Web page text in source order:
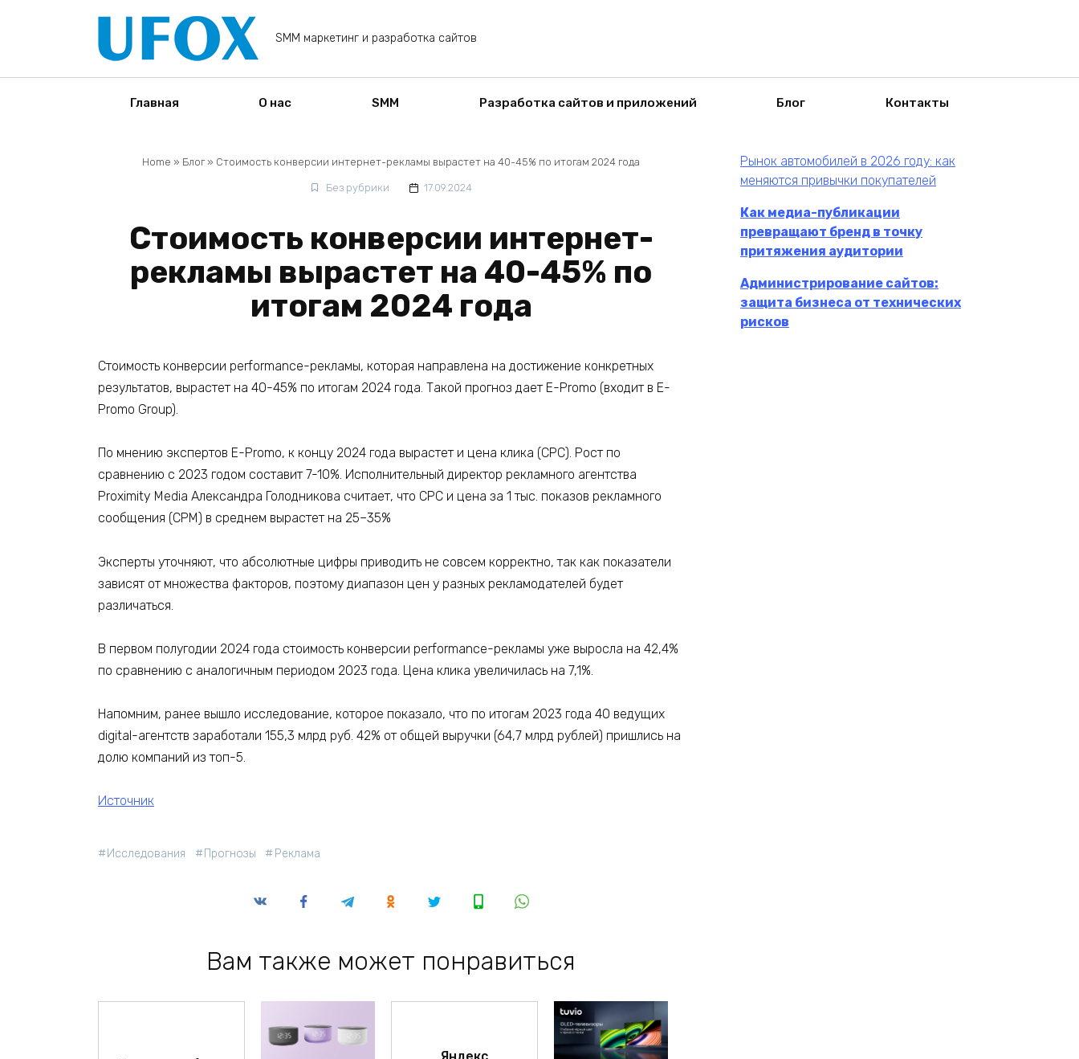
SMM маркетинг и разработка сайтов
Главная О нас SMM Разработка сайтов и приложений Блог Контакты
Home » Блог» Стоимость конверсии интернет-рекламы вырастет на 40-45% по итогам 2024 года
Без рубрики 17.09.2024
Стоимость конверсии интернет-
рекламы вырастет на 40-45% по
итогам 2024 года
Стоимость конверсии performance-рекламы, которая направлена на достижение конкретных
результатов, вырастет на 40-45% по итогам 2024 года. Такой прогноз дает E-Promo (входит в E-
Promo Group).
По мнению экспертов E-Promo, к концу 2024 года вырастет и цена клика (CPC). Рост по
сравнению с 2023 годом составит 7-10%. Исполнительный директор рекламного агентства
Proximity Media Александра Голодникова считает, что CPC и цена за 1 тыс. показов рекламного
сообщения (CPM) в среднем вырастет на 25–35%
Эксперты уточняют, что абсолютные цифры приводить не совсем корректно, так как показатели
зависят от множества факторов, поэтому диапазон цен у разных рекламодателей будет
различаться.
В первом полугодии 2024 года стоимость конверсии performance-рекламы уже выросла на 42,4%
по сравнению с аналогичным периодом 2023 года. Цена клика увеличилась на 7,1%.
Напомним, ранее вышло исследование, которое показало, что по итогам 2023 года 40 ведущих
digital-агентств заработали 155,3 млрд руб. 42% от общей выручки (64,7 млрд рублей) пришлись на
долю компаний из топ-5.
Источник
Исследования Прогнозы Реклама
Вам также может понравиться
Яндекс
Рынок автомобилей в 2026 году: как
меняются привычки покупателей
Как медиа-публикации
превращают бренд в точку
притяжения аудитории
Администрирование сайтов:
защита бизнеса от технических
рисков